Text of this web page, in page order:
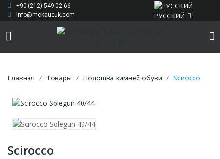
+90 (212) 549 02 66
info@mckaucuk.com
РУССКИЙ
Главная Товары Подошва зимней обуви Scirocco
Scirocco